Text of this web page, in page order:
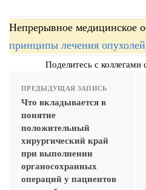
Непрерывное медицинское
принципы лечения
Поделитесь с
ПРЕДЫДУЩАЯ ЗАПИСЬ
Что вкладывается в
понятие
положительный
хирургический край
при выполнении
органосохранных
операций у пациентов